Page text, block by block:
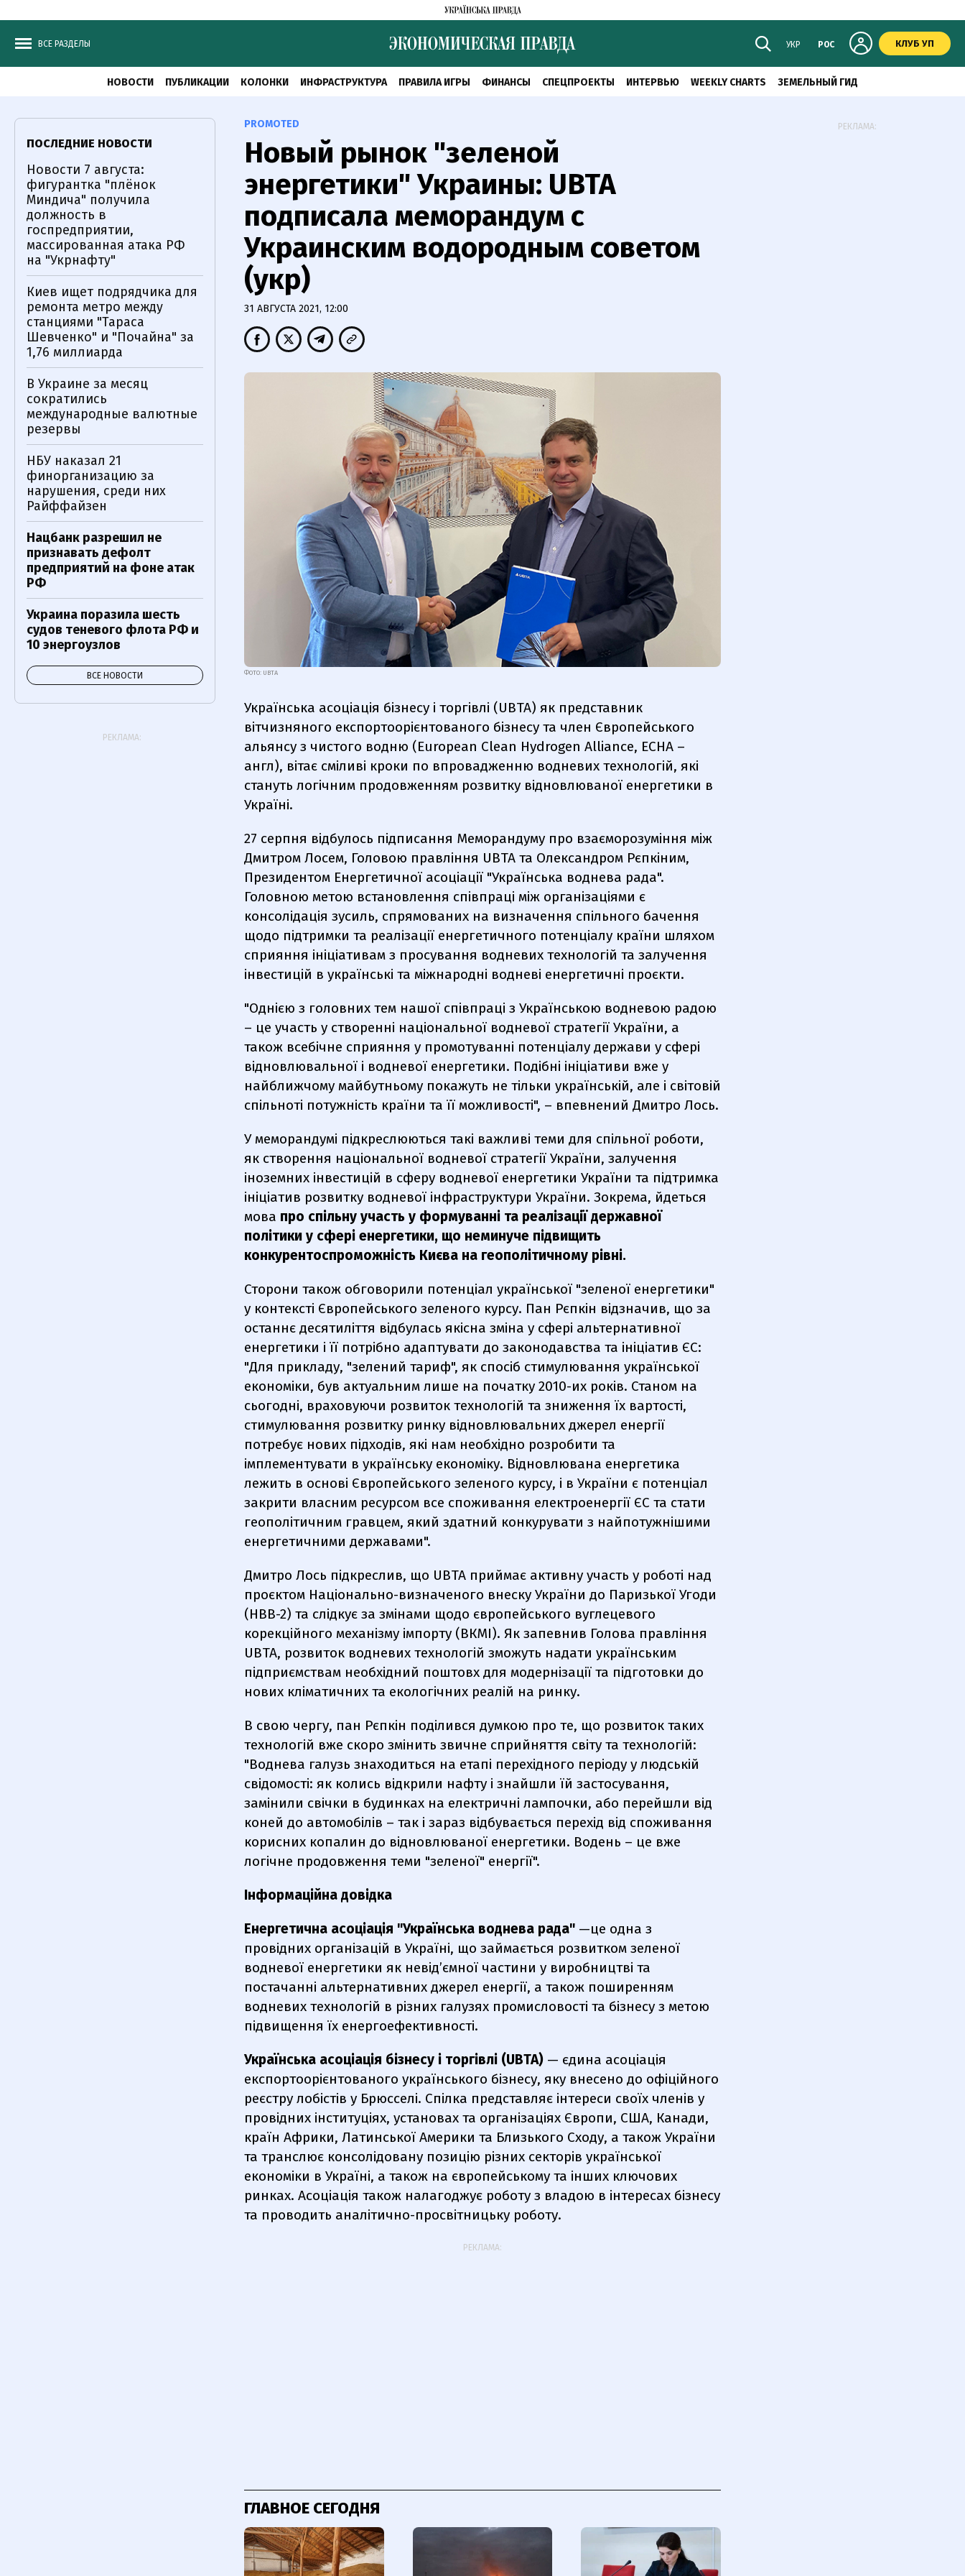
ВСЕ РАЗДЕЛЫ УКР РОС КЛУБ УП
НОВОСТИ ПУБЛИКАЦИИ КОЛОНКИ ИНФРАСТРУКТУРА ПРАВИЛА ИГРЫ ФИНАНСЫ СПЕЦПРОЕКТЫ ИНТЕРВЬЮ WEEKLY CHARTS ЗЕМЕЛЬНЫЙ ГИД
PROMOTED
Новый рынок "зеленой
энергетики" Украины: UBTA
подписала меморандум с
Украинским водородным советом
(укр)
31 АВГУСТА 2021, 12:00
ФОТО: UBTA
Українська асоціація бізнесу і торгівлі (UBTA) як представник
вітчизняного експортоорієнтованого бізнесу та член Європейського
альянсу з чистого водню (European Clean Hydrogen Alliance, ECHA –
англ), вітає сміливі кроки по впровадженню водневих технологій, які
стануть логічним продовженням розвитку відновлюваної енергетики в
Україні.
27 серпня відбулось підписання Меморандуму про взаєморозуміння між
Дмитром Лосем, Головою правління UBTA та Олександром Рєпкіним,
Президентом Енергетичної асоціації "Українська воднева рада".
Головною метою встановлення співпраці між організаціями є
консолідація зусиль, спрямованих на визначення спільного бачення
щодо підтримки та реалізації енергетичного потенціалу країни шляхом
сприяння ініціативам з просування водневих технологій та залучення
інвестицій в українські та міжнародні водневі енергетичні проєкти.
"Однією з головних тем нашої співпраці з Українською водневою радою
– це участь у створенні національної водневої стратегії України, а
також всебічне сприяння у промотуванні потенціалу держави у сфері
відновлювальної і водневої енергетики. Подібні ініціативи вже у
найближчому майбутньому покажуть не тільки українській, але і світовій
спільноті потужність країни та її можливості", – впевнений Дмитро Лось.
У меморандумі підкреслюються такі важливі теми для спільної роботи,
як створення національної водневої стратегії України, залучення
іноземних інвестицій в сферу водневої енергетики України та підтримка
ініціатив розвитку водневої інфраструктури України. Зокрема, йдеться
мова про спільну участь у формуванні та реалізації державної
політики у сфері енергетики, що неминуче підвищить
конкурентоспроможність Києва на геополітичному рівні.
Сторони також обговорили потенціал української "зеленої енергетики"
у контексті Європейського зеленого курсу. Пан Рєпкін відзначив, що за
останнє десятиліття відбулась якісна зміна у сфері альтернативної
енергетики і її потрібно адаптувати до законодавства та ініціатив ЄС:
"Для прикладу, "зелений тариф", як спосіб стимулювання української
економіки, був актуальним лише на початку 2010-их років. Станом на
сьогодні, враховуючи розвиток технологій та зниження їх вартості,
стимулювання розвитку ринку відновлювальних джерел енергії
потребує нових підходів, які нам необхідно розробити та
імплементувати в українську економіку. Відновлювана енергетика
лежить в основі Європейського зеленого курсу, і в України є потенціал
закрити власним ресурсом все споживання електроенергії ЄС та стати
геополітичним гравцем, який здатний конкурувати з найпотужнішими
енергетичними державами".
Дмитро Лось підкреслив, що UBTA приймає активну участь у роботі над
проєктом Національно-визначеного внеску України до Паризької Угоди
(НВВ-2) та слідкує за змінами щодо європейського вуглецевого
корекційного механізму імпорту (ВКМІ). Як запевнив Голова правління
UBTA, розвиток водневих технологій зможуть надати українським
підприємствам необхідний поштовх для модернізації та підготовки до
нових кліматичних та екологічних реалій на ринку.
В свою чергу, пан Рєпкін поділився думкою про те, що розвиток таких
технологій вже скоро змінить звичне сприйняття світу та технологій:
"Воднева галузь знаходиться на етапі перехідного періоду у людській
свідомості: як колись відкрили нафту і знайшли їй застосування,
замінили свічки в будинках на електричні лампочки, або перейшли від
коней до автомобілів – так і зараз відбувається перехід від споживання
корисних копалин до відновлюваної енергетики. Водень – це вже
логічне продовження теми "зеленої" енергії".
Інформаційна довідка
Енергетична асоціація "Українська воднева рада" —це одна з
провідних організацій в Україні, що займається розвитком зеленої
водневої енергетики як невід’ємної частини у виробництві та
постачанні альтернативних джерел енергії, а також поширенням
водневих технологій в різних галузях промисловості та бізнесу з метою
підвищення їх енергоефективності.
Українська асоціація бізнесу і торгівлі (UBTA) — єдина асоціація
експортоорієнтованого українського бізнесу, яку внесено до офіційного
реєстру лобістів у Брюсселі. Спілка представляє інтереси своїх членів у
провідних інституціях, установах та організаціях Європи, США, Канади,
країн Африки, Латинської Америки та Близького Сходу, а також України
та транслює консолідовану позицію різних секторів української
економіки в Україні, а також на європейському та інших ключових
ринках. Асоціація також налагоджує роботу з владою в інтересах бізнесу
та проводить аналітично-просвітницьку роботу.
РЕКЛАМА:
ГЛАВНОЕ СЕГОДНЯ
ПОСЛЕДНИЕ НОВОСТИ
Новости 7 августа:
фигурантка "плёнок
Миндича" получила
должность в
госпредприятии,
массированная атака РФ
на "Укрнафту"
Киев ищет подрядчика для
ремонта метро между
станциями "Тараса
Шевченко" и "Почайна" за
1,76 миллиарда
В Украине за месяц
сократились
международные валютные
резервы
НБУ наказал 21
финорганизацию за
нарушения, среди них
Райффайзен
Нацбанк разрешил не
признавать дефолт
предприятий на фоне атак
РФ
Украина поразила шесть
судов теневого флота РФ и
10 энергоузлов
ВСЕ НОВОСТИ
РЕКЛАМА:
РЕКЛАМА: